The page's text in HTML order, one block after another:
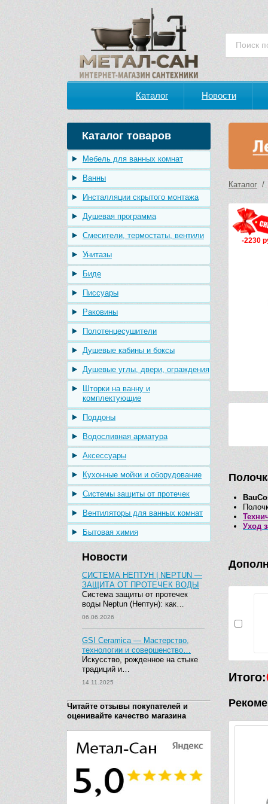
Каталог Новости
Каталог товаров
Мебель для ванных комнат
Ванны
Инсталляции скрытого монтажа
Душевая программа
Смесители, термостаты, вентили
Унитазы
Биде
Писсуары
Раковины
Полотенцесушители
Душевые кабины и боксы
Душевые углы, двери, ограждения
Шторки на ванну и
комплектующие
Поддоны
Водосливная арматура
Аксессуары
Кухонные мойки и оборудование
Системы защиты от протечек
Вентиляторы для ванных комнат
Бытовая химия
Новости
СИСТЕМА НЕПТУН | NEPTUN —
ЗАЩИТА ОТ ПРОТЕЧЕК ВОДЫ
Система защиты от протечек
воды Neptun (Нептун): как…
06.06.2026
GSI Ceramica — Мастерство,
технологии и совершенство…
Искусство, рожденное на стыке
традиций и…
14.11.2025
Читайте отзывы покупателей и
оценивайте качество магазина
Каталог /
-2230
Уход
Итого: